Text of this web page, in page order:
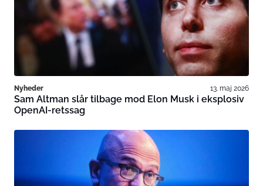
Nyheder 13. maj 2026
Sam Altman slår tilbage mod Elon Musk i eksplosiv
OpenAI-retssag